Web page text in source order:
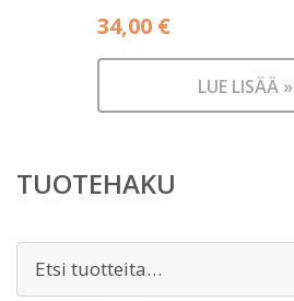
34,00 €
LUE LISÄÄ »
TUOTEHAKU
Etsi: